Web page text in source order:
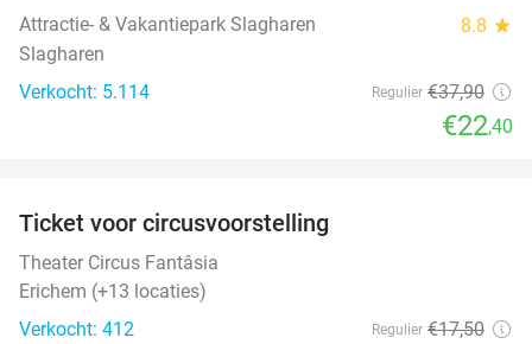
Attractie- & Vakantiepark Slagharen 8.8 star
Slagharen
Verkocht: 5.114
Regulier €37,90
€22,40
Ticket voor circusvoorstelling
Theater Circus Fantâsia
Erichem (+13 locaties)
Verkocht: 412
Regulier €17,50